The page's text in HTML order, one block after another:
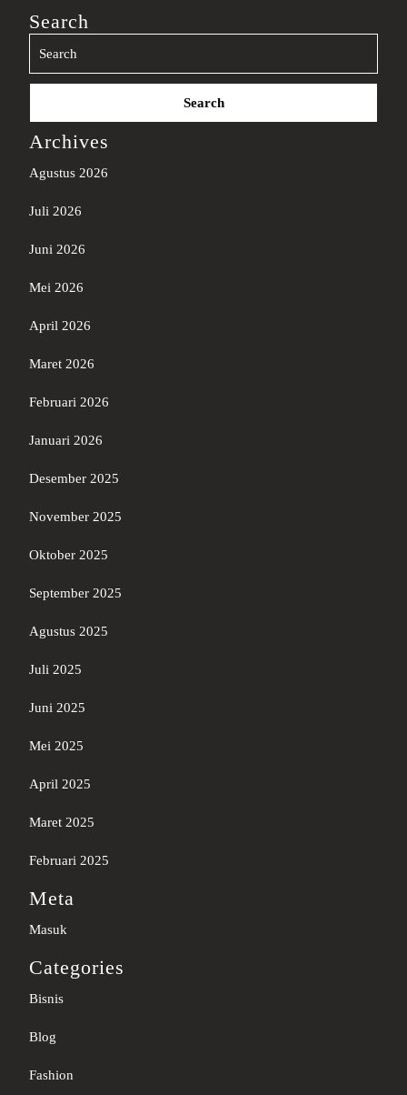
Search
Search
Archives
Agustus 2026
Juli 2026
Juni 2026
Mei 2026
April 2026
Maret 2026
Februari 2026
Januari 2026
Desember 2025
November 2025
Oktober 2025
September 2025
Agustus 2025
Juli 2025
Juni 2025
Mei 2025
April 2025
Maret 2025
Februari 2025
Meta
Masuk
Categories
Bisnis
Blog
Fashion